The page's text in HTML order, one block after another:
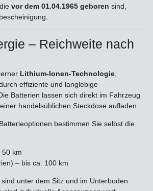
vor dem 01.04.1965 geboren sind,
– Reichweite nach
Lithium-Ionen-Technologie
effiziente und langlebige
Batterien lassen sich direkt im Fahrzeug
handelsüblichen Steckdose aufladen.
bestimmen Sie selbst die
50 km
– bis ca. 100 km
unter dem Sitz und im Unterboden